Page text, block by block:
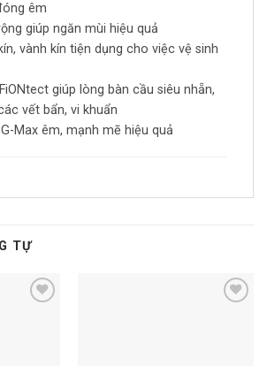
êm
giúp ngăn mùi hiệu quả
vành kín tiện dụng cho việc vệ sinh
giúp lòng bàn cầu siêu nhẵn,
vết bẩn, vi khuẩn
Max êm, mạnh mẽ hiệu quả
TỰ